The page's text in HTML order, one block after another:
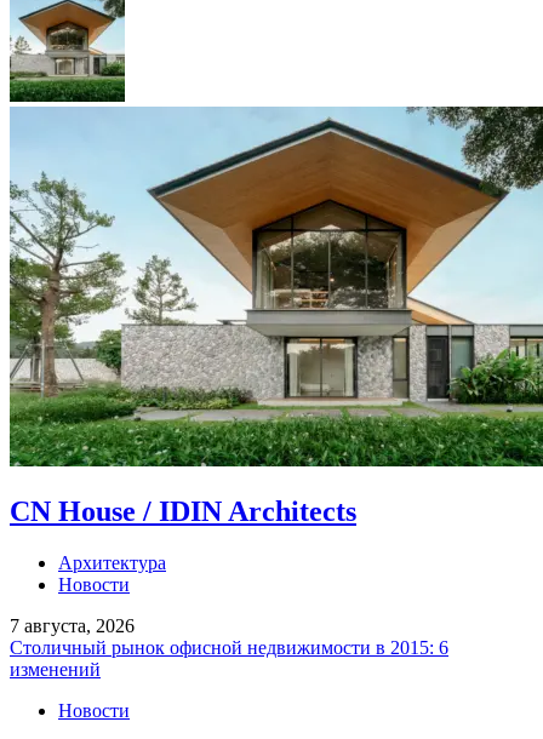
CN House / IDIN Architects
Архитектура
Новости
7 августа, 2026
Столичный рынок офисной недвижимости в 2015: 6
изменений
Новости